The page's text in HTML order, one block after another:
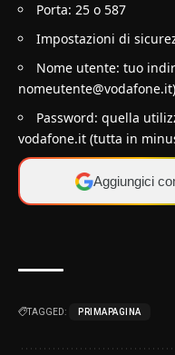
Porta: 25 o 587
Impostazioni di
Nome utente: tuo
nomeutente@vodafone.it)
Password: quella
vodafone.it (tutta in
Aggiungici
TAGGED: PRIMAPAGINA